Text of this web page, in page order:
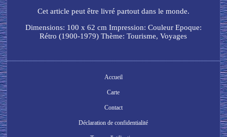
Cet article peut être livré partout dans le monde.
Dimensions: 100 x 62 cm Impression: Couleur Epoque:
Rétro (1900-1979) Thème: Tourisme, Voyages
Accueil
Carte
Contact
Déclaration de confidentialité